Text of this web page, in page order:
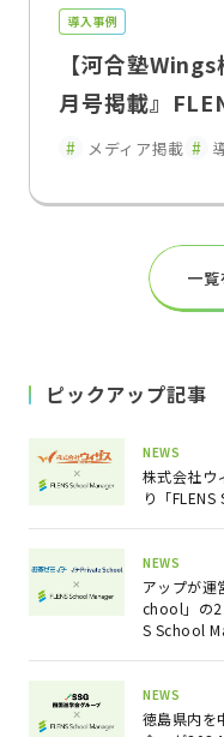
導入事例
【河合塾
月号掲載』
よる教室運営
メディア掲載
一覧
ピックアップ記事
NEWS
株式会社ウ
り「
NEWS
アップが
chool」の2
S School
NEWS
徳島県内を